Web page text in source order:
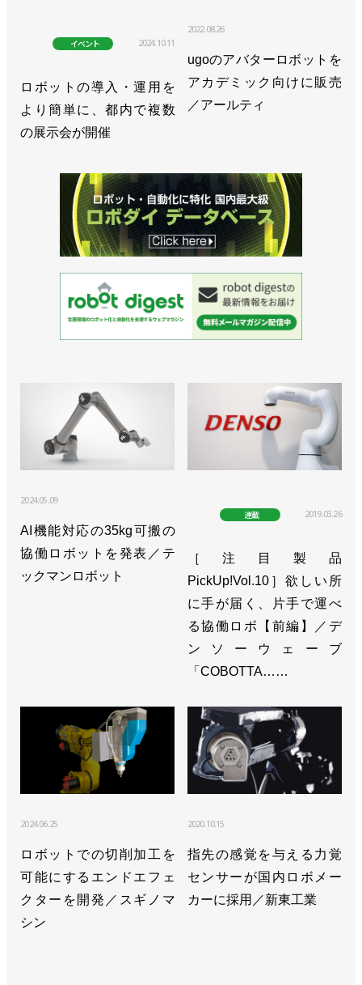
イベント 2024.10.11
ロボットの導入・運用を
より簡単に、都内で複数
の展示会が開催
2022.08.26
ugoのアバターロボットを
アカデミック向けに販売
／アールティ
2024.05.09
AI機能対応の35kg可搬の
協働ロボットを発表／テ
ックマンロボット
連載 2019.03.26
［注目製品
PickUp!Vol.10］欲しい所
に手が届く、片手で運べ
る協働ロボ【前編】／デ
ンソーウェーブ
「COBOTTA……
2024.06.25
ロボットでの切削加工を
可能にするエンドエフェ
クターを開発／スギノマ
シン
2020.10.15
指先の感覚を与える力覚
センサーが国内ロボメー
カーに採用／新東工業